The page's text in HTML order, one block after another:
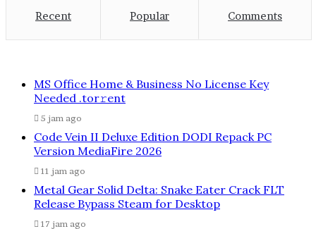
Recent Popular Comments
MS Office Home & Business No License Key
Needed .tоr𝚛еnt
5 jam ago
Code Vein II Deluxe Edition DODI Repack PC
Version MediaFire 2026
11 jam ago
Metal Gear Solid Delta: Snake Eater Crack FLT
Release Bypass Steam for Desktop
17 jam ago